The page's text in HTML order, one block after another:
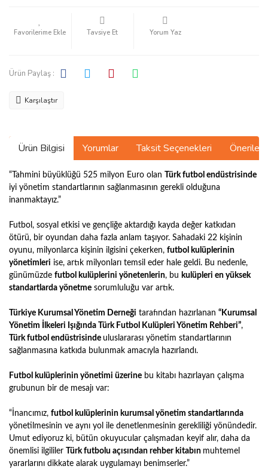
Tavsiye Et Yorum Yaz
Ürün Paylaş :
Karşılaştır
Ürün Bilgisi Yorumlar Taksit Seçenekleri
“Tahmini büyüklüğü 525 milyon Euro olan
Türk futbol endüstrisinde
iyi yönetim standartlarının sağlanmasının gerekli olduğuna
inanmaktayız.”
Futbol, sosyal etkisi ve gençliğe aktardığı kayda değer katkıdan
ötürü, bir oyundan daha fazla anlam taşıyor. Sahadaki 22 kişinin
oyunu, milyonlarca kişinin ilgisini çekerken, futbol kulüplerinin
yönetimleri ise, artık milyonları temsil eder hale geldi. Bu nedenle,
günümüzde futbol kulüplerini yönetenlerin, bu kulüpleri en yüksek
standartlarda yönetme sorumluluğu var artık.
Türkiye Kurumsal Yönetim Derneği tarafından hazırlanan “Kurumsal
Yönetim İlkeleri Işığında Türk Futbol Kulüpleri Yönetim Rehberi”,
Türk futbol endüstrisinde uluslararası yönetim standartlarının
sağlanmasına katkıda bulunmak amacıyla hazırlandı.
Futbol kulüplerinin yönetimi üzerine bu kitabı hazırlayan çalışma
grubunun bir de mesajı var:
“İnancımız, futbol kulüplerinin kurumsal yönetim standartlarında
yönetilmesinin ve aynı yol ile denetlenmesinin gerekliliği yönündedir.
Umut ediyoruz ki, bütün okuyucular çalışmadan keyif alır, daha da
önemlisi ilgililer
Türk futbolu açısından rehber kitabın muhtemel
yararlarını dikkate alarak uygulamayı benimserler.”